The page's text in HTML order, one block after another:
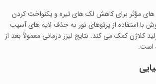
های مؤثر برای کاهش لک‌ های تیره و یکنواخت کردن
استفاده از پرتوهای نور به حذف لایه‌ های آسیب‌
کلاژن کمک می‌ کند. نتایج لیزر درمانی معمولاً بعد از
است.